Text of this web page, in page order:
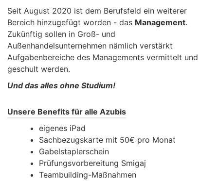
Seit August 2020 ist dem Berufsfeld ein weiterer
Bereich hinzugefügt worden - das Management.
Zukünftig sollen in Groß- und
Außenhandelsunternehmen nämlich verstärkt
Aufgabenbereiche des Managements vermittelt und
geschult werden.
Und das alles ohne Studium!
Unsere Benefits für alle Azubis
eigenes iPad
Sachbezugskarte mit 50€ pro Monat
Gabelstaplerschein
Prüfungsvorbereitung Smigaj
Teambuilding-Maßnahmen